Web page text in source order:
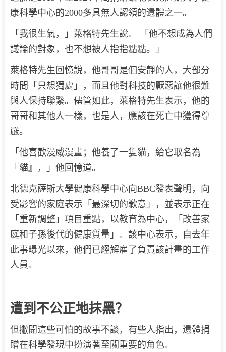
康科學中心的2000多具無人認領的遺體之一。
「我很生氣，」萊格特先生說。 「他不想成為人們
議論的對象，也不想被人指指點點。」
萊格特先生回憶說，他哥哥是個安靜的人，大部分
時間「只想獨處」，而且他對科技的厭惡讓他很難
與人保持聯繫。儘管如此，萊格特先生表示，他的
哥哥和其他人一樣，也是人，應該在死亡中獲得尊
嚴。
「他喜歡漫威漫畫；他養了一隻貓，給它取名為
『貓』，」他回憶道。
北德克薩斯大學健康科學中心向BBC發表聲明，向
受影響的家庭表示「最深切的歉意」，並表示正在
「重新調整」項目重點，以教育為中心，「改善家
庭和子孫後代的健康質量」。該中心表示，自去年
此事曝光以來，他們已經解雇了負責該計畫的工作
人員。
遭到不公正地抹黑？
但撇開這些可怕的故事不談，有些人指出，遺體捐
贈在科學發現中扮演著至關重要的角色。